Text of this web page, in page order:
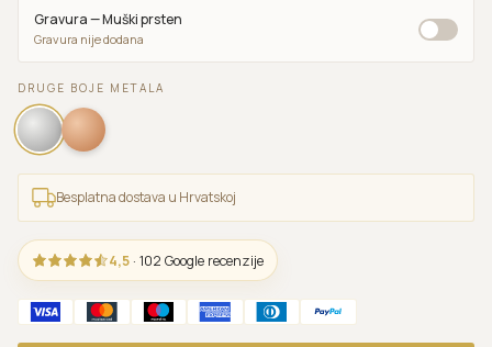
Gravura — Muški prsten
Gravura nije dodana
DRUGE BOJE METALA
Besplatna dostava u Hrvatskoj
4,5 · 102 Google recenzije